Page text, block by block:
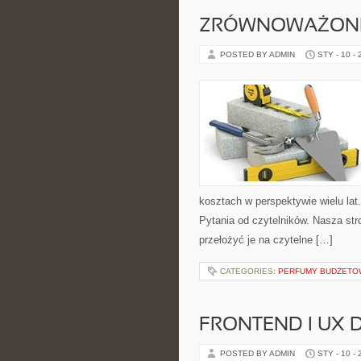
POSTED BY ADMIN STY - 10 -
kosztach w perspektywie wielu
Pytania od czytelników. Nasza
przełożyć je na czytelne […]
CATEGORIES: PERFUMY
FRONTEND I UX
POSTED BY ADMIN STY - 10 -